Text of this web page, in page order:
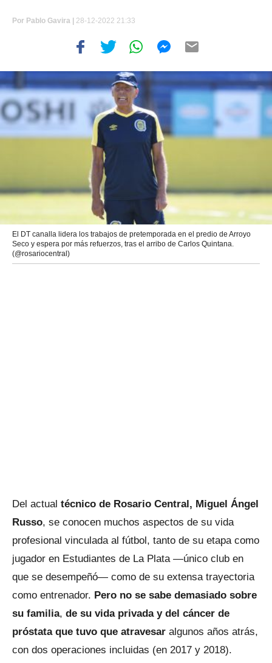
Por Pablo Gavira 28-12-2022 21:33
El DT canalla lidera los trabajos de pretemporada en el predio de Arroyo
Seco y espera por más refuerzos, tras el arribo de Carlos Quintana.
(@rosariocentral)
Del actual técnico de Rosario Central, Miguel Ángel
Russo, se conocen muchos aspectos de su vida
profesional vinculada al fútbol, tanto de su etapa como
jugador en Estudiantes de La Plata —único club en
que se desempeñó— como de su extensa trayectoria
como entrenador. Pero no se sabe demasiado sobre
su familia, de su vida privada y del cáncer de
próstata que tuvo que atravesar algunos años atrás,
con dos operaciones incluidas (en 2017 y 2018).